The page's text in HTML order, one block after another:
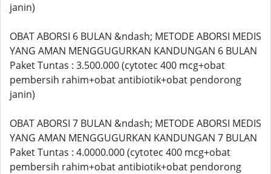
janin)
OBAT ABORSI 6 BULAN &ndash; METODE ABORSI MEDIS
YANG AMAN MENGGUGURKAN KANDUNGAN 6 BULAN
Paket Tuntas : 3.500.000 (cytotec 400 mcg+obat
pembersih rahim+obat antibiotik+obat pendorong
janin)
OBAT ABORSI 7 BULAN &ndash; METODE ABORSI MEDIS
YANG AMAN MENGGUGURKAN KANDUNGAN 7 BULAN
Paket Tuntas : 4.0000.000 (cytotec 400 mcg+obat
pembersih rahim+obat antibiotik+obat pendorong